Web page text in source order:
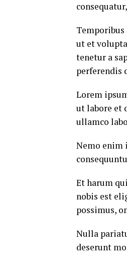
ut et
tenetur a
perferendis
Lorem
ut labore et
ullamco
Nemo enim
Et harum
nobis est
possimus,
Nulla
deserunt